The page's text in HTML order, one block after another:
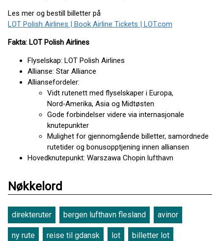
Les mer og bestill billetter på
LOT Polish Airlines | Book Airline Tickets | LOT.com
Fakta: LOT Polish Airlines
Fly­selskap: LOT Polish Airlines
Allianse: Star Alliance
Alliansefordeler:
Vidt rutenett med flyselskaper i Europa,
Nord‑Amerika, Asia og Midtøsten
Gode forbindelser videre via internasjonale
knutepunkter
Mulighet for gjennomgående billetter, samordnede
rutetider og bonusopptjening innen alliansen
Hovedknutepunkt: Warszawa Chopin lufthavn
Nøkkelord
direkteruter bergen lufthavn flesland avinor
ny rute reise til gdansk lot billetter lot